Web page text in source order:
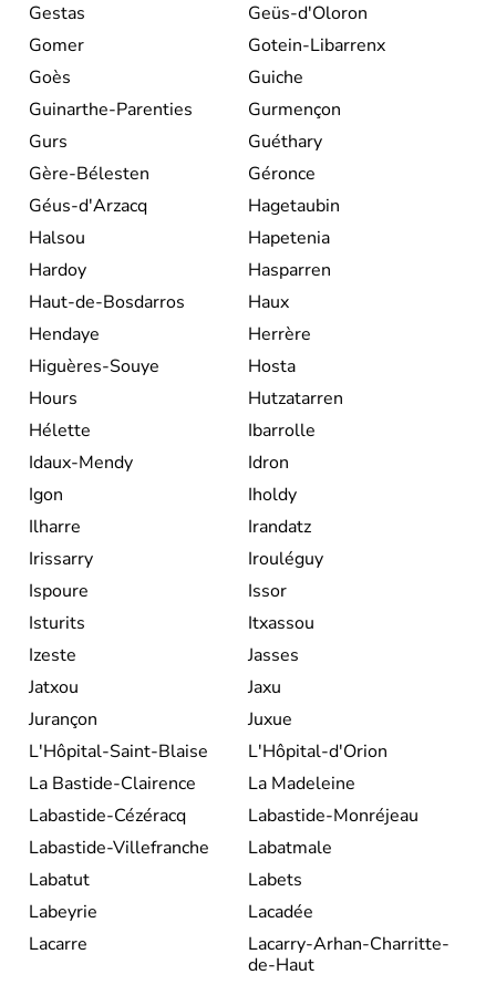
Gestas
Geüs-d'Oloron
Gomer
Gotein-Libarrenx
Goès
Guiche
Guinarthe-Parenties
Gurmençon
Gurs
Guéthary
Gère-Bélesten
Géronce
Géus-d'Arzacq
Hagetaubin
Halsou
Hapetenia
Hardoy
Hasparren
Haut-de-Bosdarros
Haux
Hendaye
Herrère
Higuères-Souye
Hosta
Hours
Hutzatarren
Hélette
Ibarrolle
Idaux-Mendy
Idron
Igon
Iholdy
Ilharre
Irandatz
Irissarry
Irouléguy
Ispoure
Issor
Isturits
Itxassou
Izeste
Jasses
Jatxou
Jaxu
Jurançon
Juxue
L'Hôpital-Saint-Blaise
L'Hôpital-d'Orion
La Bastide-Clairence
La Madeleine
Labastide-Cézéracq
Labastide-Monréjeau
Labastide-Villefranche
Labatmale
Labatut
Labets
Labeyrie
Lacadée
Lacarre
Lacarry-Arhan-Charritte-
de-Haut